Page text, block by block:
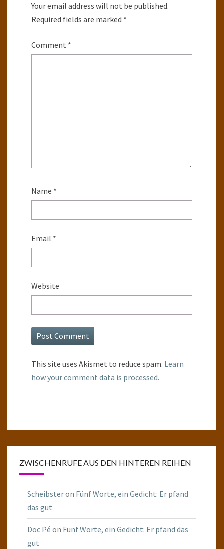
Your email address will not be published.
Required fields are marked *
Comment *
Name *
Email *
Website
This site uses Akismet to reduce spam. Learn
how your comment data is processed.
ZWISCHENRUFE AUS DEN HINTEREN REIHEN
Scheibsteron Fünf Worte, ein Gedicht: Er pfand
das gut
Doc Pé on Fünf Worte, ein Gedicht: Er pfand das
gut